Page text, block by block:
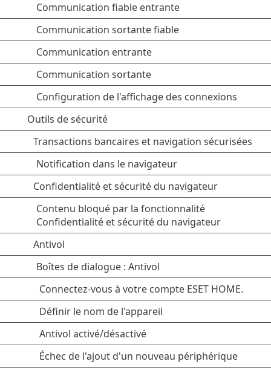
Communication fiable entrante
Communication sortante fiable
Communication entrante
Communication sortante
Configuration de l'affichage des connexions
Outils de sécurité
Transactions bancaires et navigation sécurisées
Notification dans le navigateur
Confidentialité et sécurité du navigateur
Contenu bloqué par la fonctionnalité
Confidentialité et sécurité du navigateur
Antivol
Boîtes de dialogue : Antivol
Connectez-vous à votre compte ESET HOME.
Définir le nom de l'appareil
Antivol activé/désactivé
Échec de l'ajout d'un nouveau périphérique